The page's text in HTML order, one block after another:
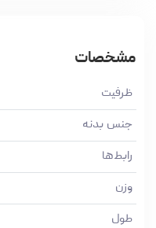
مشخصات
ظرفیت
جنس بدنه
رابط‌ها
وزن
طول